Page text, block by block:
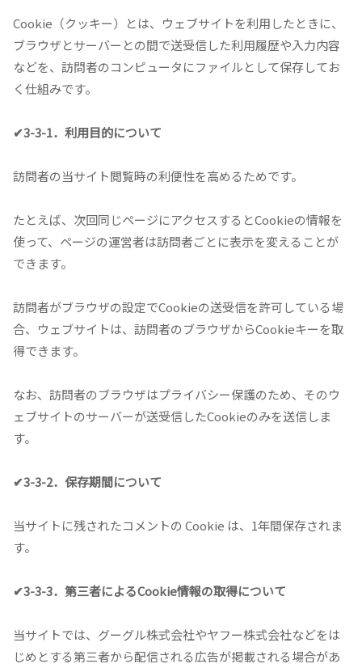
Cookie（クッキー）とは、ウェブサイトを利用したときに、
ブラウザとサーバーとの間で送受信した利用履歴や入力内容
などを、訪問者のコンピュータにファイルとして保存してお
く仕組みです。
✔3-3-1．利用目的について
訪問者の当サイト閲覧時の利便性を高めるためです。
たとえば、次回同じページにアクセスするとCookieの情報を
使って、ページの運営者は訪問者ごとに表示を変えることが
できます。
訪問者がブラウザの設定でCookieの送受信を許可している場
合、ウェブサイトは、訪問者のブラウザからCookieキーを取
得できます。
なお、訪問者のブラウザはプライバシー保護のため、そのウ
ェブサイトのサーバーが送受信したCookieのみを送信しま
す。
✔3-3-2．保存期間について
当サイトに残されたコメントの Cookie は、1年間保存されま
す。
✔3-3-3．第三者によるCookie情報の取得について
当サイトでは、グーグル株式会社やヤフー株式会社などをは
じめとする第三者から配信される広告が掲載される場合があ